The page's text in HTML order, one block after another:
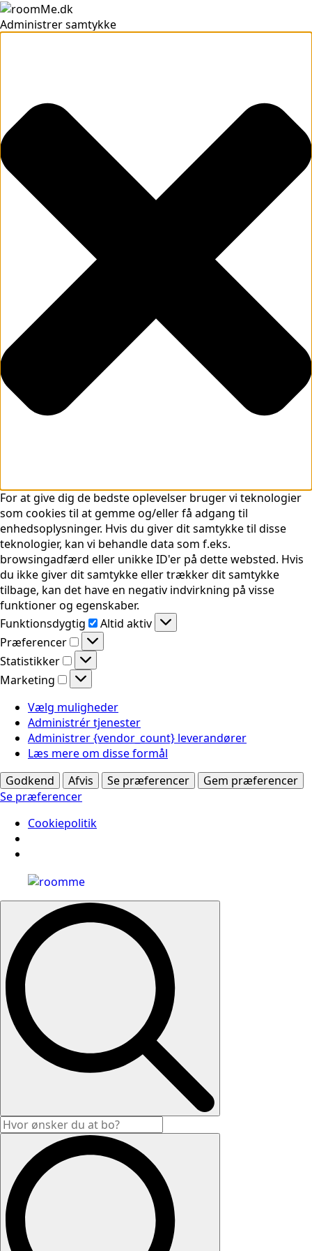
Administrer samtykke
For at give dig de bedste oplevelser bruger vi teknologier
som cookies til at gemme og/eller få adgang til
enhedsoplysninger. Hvis du giver dit samtykke til disse
teknologier, kan vi behandle data som f.eks.
browsingadfærd eller unikke ID'er på dette websted. Hvis
du ikke giver dit samtykke eller trækker dit samtykke
tilbage, kan det have en negativ indvirkning på visse
funktioner og egenskaber.
Funktionsdygtig
Funktionsdygtig
Altid aktiv
Præferencer
Præferencer
Statistikker
Statistikker
Marketing
Marketing
Vælg muligheder
Administrér tjenester
Administrer {vendor_count} leverandører
Læs mere om disse formål
Godkend
Afvis Se præferencer
Gem præferencer
Se præferencer
Cookiepolitik
Search